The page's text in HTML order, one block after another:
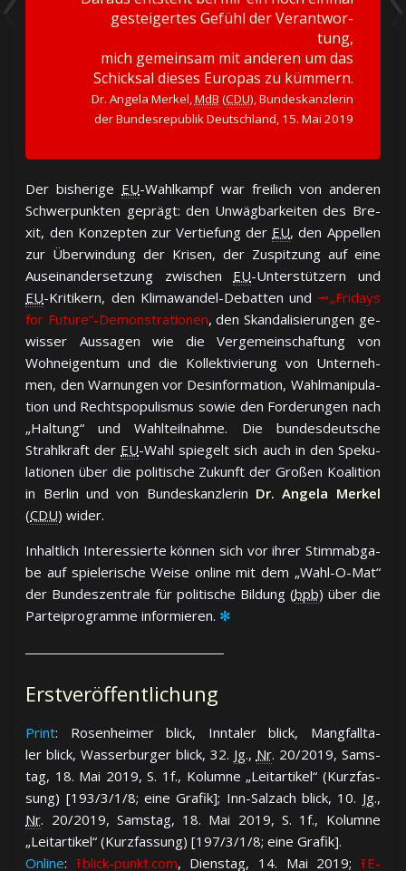
ge­stei­ger­tes Ge­fühl der Ver­ant­wor­
tung,
mich ge­mein­sam mit an­de­ren um das
Schick­sal die­ses Eu­ro­pas zu küm­mern.
Dr. Angela Merkel,MdB (CDU), Bun­des­kanz­le­rin
der Bun­des­re­pu­blik Deutsch­land, 15. Mai 2019
Der bis­he­ri­ge EU-Wahl­kampf war frei­lich von an­de­ren
Schwer­punk­ten ge­prägt: den Un­wäg­bar­kei­ten des Bre­
xit, den Kon­zep­ten zur Ver­tie­fung der EU, den Ap­pel­len
zur Über­win­dung der Kri­sen, der Zu­spit­zung auf ei­ne
Aus­ein­an­der­set­zung zwi­schen EU-Un­ter­stüt­zern und
EU-Kri­ti­kern, den Kli­ma­wan­del-De­bat­ten und ⭲ „Fridays
for Fu­ture“-De­mon­stra­tio­nen, den Skan­da­li­sie­run­gen ge­
wis­ser Aus­sa­gen wie die Ver­ge­mein­schaf­tung von
Wohn­ei­gen­tum und die Kol­lek­ti­vie­rung von Un­ter­neh­
men, den War­nun­gen vor Des­in­for­ma­tion, Wahl­ma­ni­pu­la­
tion und Rechts­po­pu­lis­mus so­wie den For­de­run­gen nach
„Hal­tung“ und Wahl­teil­nah­me. Die bun­des­deut­sche
Strahl­kraft der EU-Wahl spie­gelt sich auch in den Spe­ku­
la­tio­nen über die po­li­ti­sche Zu­kunft der Gro­ßen Ko­a­li­tion
in Ber­lin und von Bun­des­kanz­le­rin Dr. Angela Merkel
(CDU) wi­der.
In­halt­lich In­ter­es­sier­te kön­nen sich vor ih­rer Stimm­ab­ga­
be auf spie­le­ri­sche Wei­se on­line mit dem „Wahl-O-Mat“
der Bun­des­zen­tra­le für po­li­ti­sche Bil­dung (bpb) über die
Par­tei­pro­gram­me in­for­mie­ren. ✻
Erstveröffentlichung
Print: Ro­sen­hei­mer blick, Inn­ta­ler blick, Mang­fall­ta­
ler blick, Was­ser­bur­ger blick, 32. Jg., Nr. 20/2019, Sams­
tag, 18. Mai 2019, S. 1f., Ko­lum­ne „Leit­ar­ti­kel“ (Kurz­fas­
sung) [193/3/1/8; eine Gra­fik]; Inn-Salz­ach blick, 10. Jg.,
Nr. 20/2019, Sams­tag, 18. Mai 2019, S. 1f., Ko­lum­ne
„Leit­ar­ti­kel“ (Kurz­fas­sung) [197/3/1/8; eine Gra­fik].
Online: ⭱ blick-punkt.com, Diens­tag, 14. Mai 2019; ⭱ E-